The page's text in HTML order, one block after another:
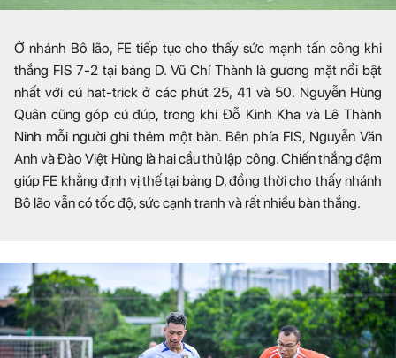
Ở nhánh Bô lão, FE tiếp tục cho thấy sức mạnh tấn công khi
thắng FIS 7-2 tại bảng D. Vũ Chí Thành là gương mặt nổi bật
nhất với cú hat-trick ở các phút 25, 41 và 50. Nguyễn Hùng
Quân cũng góp cú đúp, trong khi Đỗ Kinh Kha và Lê Thành
Ninh mỗi người ghi thêm một bàn. Bên phía FIS, Nguyễn Văn
Anh và Đào Việt Hùng là hai cầu thủ lập công. Chiến thắng đậm
giúp FE khẳng định vị thế tại bảng D, đồng thời cho thấy nhánh
Bô lão vẫn có tốc độ, sức cạnh tranh và rất nhiều bàn thắng.